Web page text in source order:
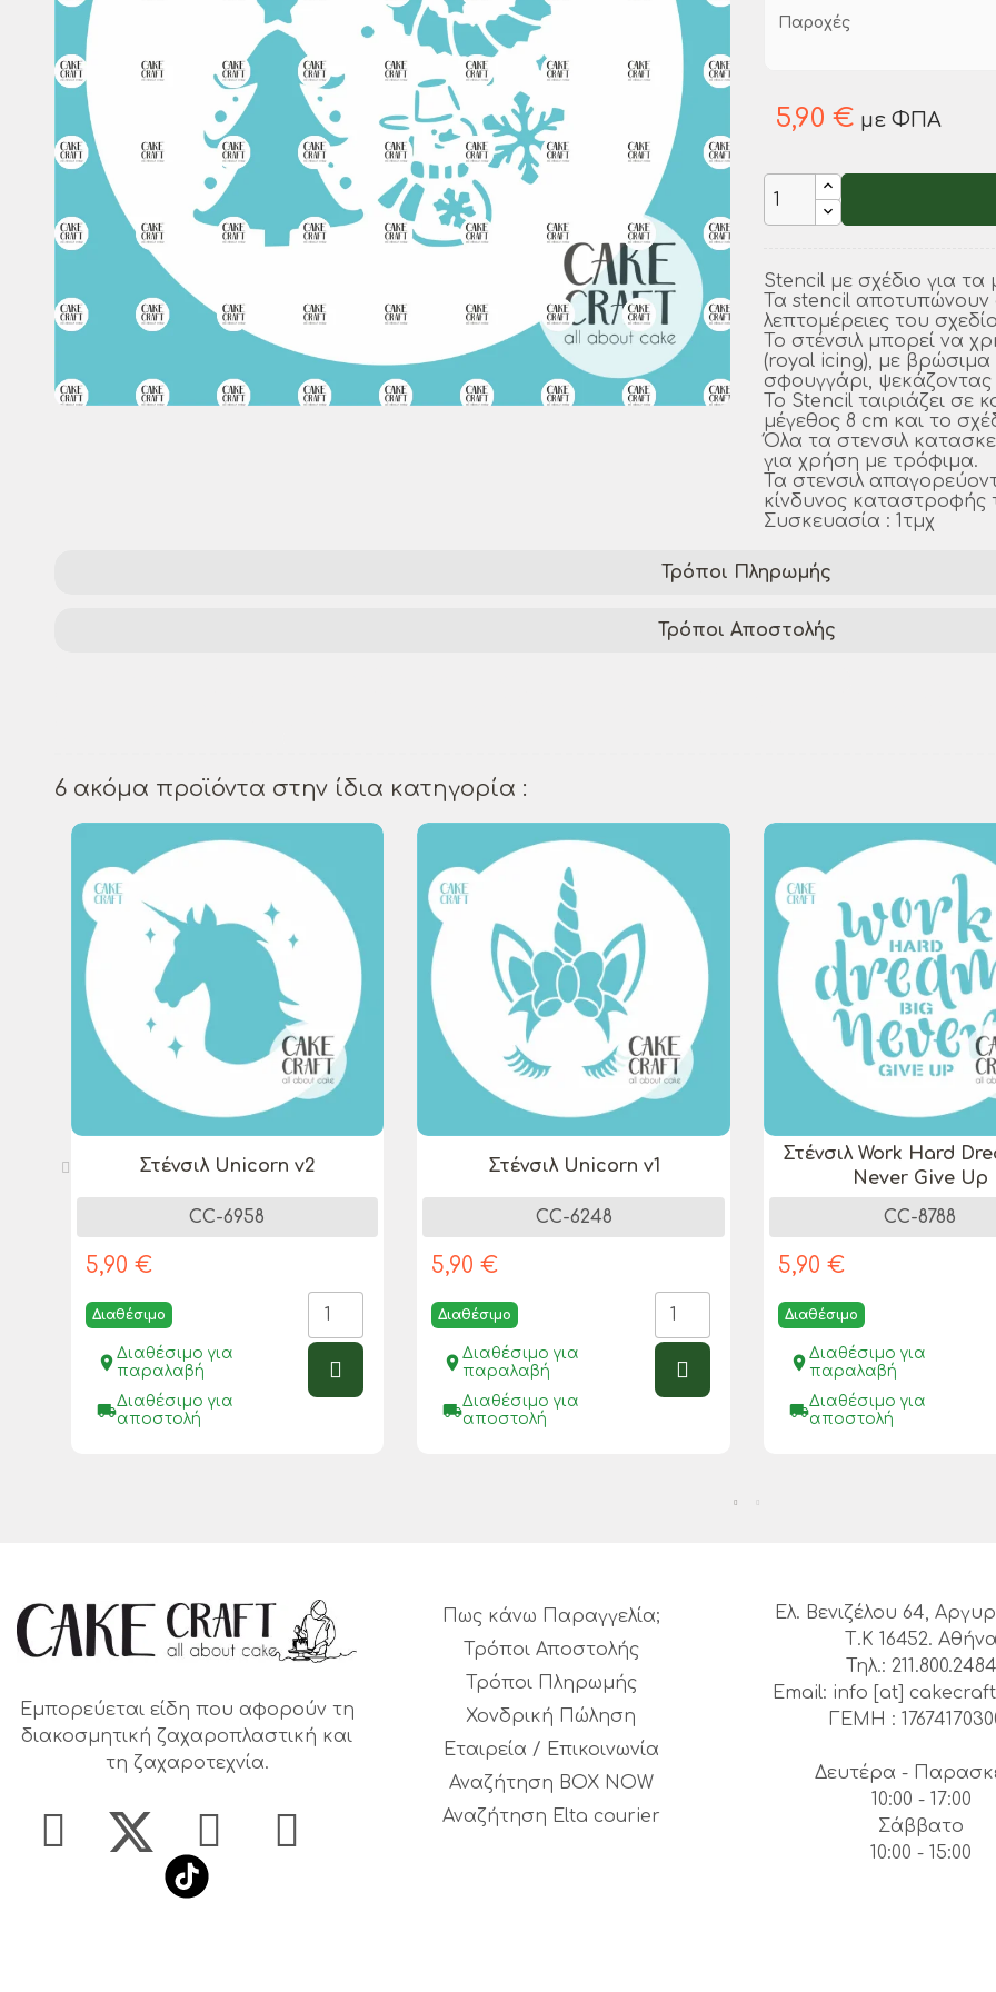
Παροχές
5,90 € με ΦΠΑ
Stencil με σχέδιο για
Τα stencil αποτυπώνουν
λεπτομέρειες του
Το στένσιλ μπορεί να
(royal icing), με
σφουγγάρι,
Το Stencil ταιριάζει σε
μέγεθος 8 cm και το
Όλα τα στενσιλ
για χρήση με τρόφιμα.
Τα στενσιλ
κίνδυνος καταστροφής
Συσκευασία : 1τμχ
Τρόποι Πληρωμής
Τρόποι Αποστολής
6 ακόμα προϊόντα στην ίδια κατηγορία :
Στένσιλ Unicorn v2
CC-6958
5,90 €
Διαθέσιμο
place Διαθέσιμο για
παραλαβή
local_shippingΔιαθέσιμο για
αποστολή
Στένσιλ Unicorn v1
CC-6248
5,90 €
Διαθέσιμο
placeΔιαθέσιμο για
παραλαβή
local_shippingΔιαθέσιμο για
αποστολή
Στένσιλ Work Hard
Never Give Up
CC-8788
5,90 €
Διαθέσιμο
place Διαθέσιμο για
παραλαβή
local_shippingΔιαθέσιμο για
αποστολή
Εμπορεύεται είδη που αφορούν τη
διακοσμητική ζαχαροπλαστική και
τη ζαχαροτεχνία.
Πως κάνω Παραγγελία;
Τρόποι Αποστολής
Τρόποι Πληρωμής
Χονδρική Πώληση
Εταιρεία / Επικοινωνία
Αναζήτηση BOX NOW
Αναζήτηση Elta courier
Ελ. Βενιζέλου 64,
Τ.Κ 16452. Αθήνα
Τηλ.: 211.800.2484
Email: info [at]
ΓΕΜΗ :
Δευτέρα -
10:00 - 17:00
Σάββατο
10:00 - 15:00